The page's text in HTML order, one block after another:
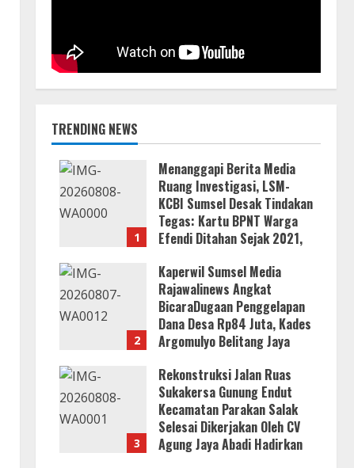
TRENDING NEWS
1
Menanggapi Berita Media
Ruang Investigasi, LSM-
KCBI Sumsel Desak Tindakan
Tegas: Kartu BPNT Warga
Efendi Ditahan Sejak 2021,
Jawab?
8 Agustus 2026
2
Kaperwil Sumsel Media
Rajawalinews Angkat
BicaraDugaan Penggelapan
Dana Desa Rp84 Juta, Kades
Argomulyo Belitang Jaya
Anggaran Pembangunan
8 Agustus 2026
3
Rekonstruksi Jalan Ruas
Sukakersa Gunung Endut
Kecamatan Parakan Salak
Selesai Dikerjakan Oleh CV
Agung Jaya Abadi Hadirkan